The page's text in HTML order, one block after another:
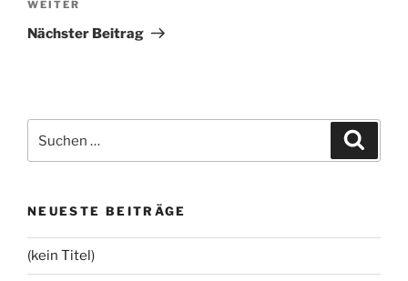
Nächster
Beitrag
WEITER
Nächster Beitrag
nach:
NEUESTE BEITRÄGE
(kein Titel)